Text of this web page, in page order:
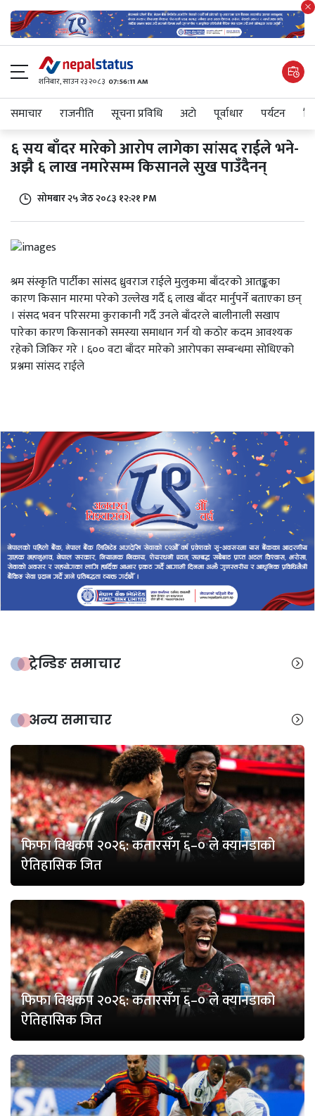
शनिबार, साउन २३ २०८३ 07:56:11 AM
समाचार राजनीति सूचना प्रविधि अटाे पूर्वाधार पर्यटन
६ सय बाँदर मारेको आरोप लागेका सांसद राईले भने-
अझै ६ लाख नमारेसम्म किसानले सुख पाउँदैनन्
सोमबार २५ जेठ २०८३ १२:२१ PM
श्रम संस्कृति पार्टीका सांसद ध्रुवराज राईले मुलुकमा बाँदरको आतङ्कका
कारण किसान मारमा परेको उल्लेख गर्दै ६ लाख बाँदर मार्नुपर्ने बताएका छन्
। संसद भवन परिसरमा कुराकानी गर्दै उनले बाँदरले बालीनाली सखाप
पारेका कारण किसानको समस्या समाधान गर्न यो कठोर कदम आवश्यक
रहेको जिकिर गरे । ६०० वटा बाँदर मारेको आरोपका सम्बन्धमा सोधिएको
प्रश्नमा सांसद राईले
ट्रेन्डिङ समाचार
अन्य समाचार
फिफा विश्वकप २०२६: कतारसँग ६–० ले क्यानडाको
ऐतिहासिक जित
फिफा विश्वकप २०२६: कतारसँग ६–० ले क्यानडाको
ऐतिहासिक जित